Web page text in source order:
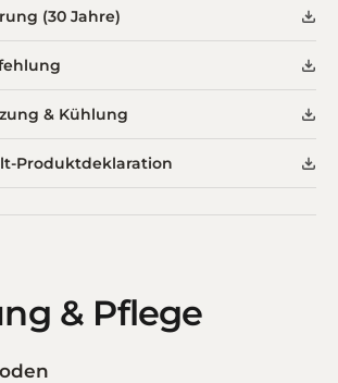
(30 Jahre)
& Kühlung
Produktdeklaration
& Pflege